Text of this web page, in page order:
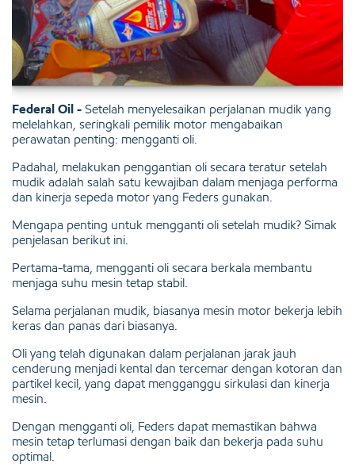
Federal Oil - Setelah menyelesaikan perjalanan mudik yang
melelahkan, seringkali pemilik motor mengabaikan
perawatan penting: mengganti oli.
Padahal, melakukan penggantian oli secara teratur setelah
mudik adalah salah satu kewajiban dalam menjaga performa
dan kinerja sepeda motor yang Feders gunakan.
Mengapa penting untuk mengganti oli setelah mudik? Simak
penjelasan berikut ini.
Pertama-tama, mengganti oli secara berkala membantu
menjaga suhu mesin tetap stabil.
Selama perjalanan mudik, biasanya mesin motor bekerja lebih
keras dan panas dari biasanya.
Oli yang telah digunakan dalam perjalanan jarak jauh
cenderung menjadi kental dan tercemar dengan kotoran dan
partikel kecil, yang dapat mengganggu sirkulasi dan kinerja
mesin.
Dengan mengganti oli, Feders dapat memastikan bahwa
mesin tetap terlumasi dengan baik dan bekerja pada suhu
optimal.